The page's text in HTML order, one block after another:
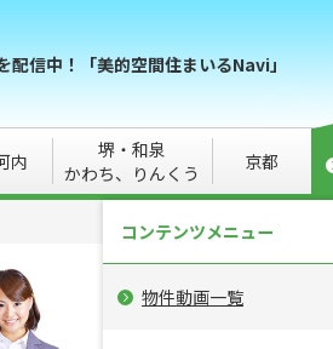
信中！「美的空間住まいるNavi」
内
堺・和泉
かわち、りんくう
京都
コンテンツメニュー
物件動画一覧